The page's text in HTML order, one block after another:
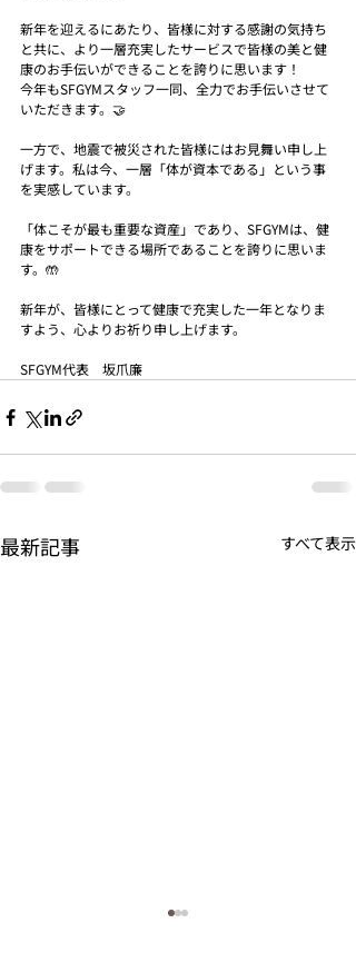
新年を迎えるにあたり、皆様に対する感謝の気持ち
と共に、より一層充実したサービスで皆様の美と健
康のお手伝いができることを誇りに思います！
今年もSFGYMスタッフ一同、全力でお手伝いさせて
いただきます。🤝
一方で、地震で被災された皆様にはお見舞い申し上
げます。私は今、一層「体が資本である」という事
を実感しています。
「体こそが最も重要な資産」であり、SFGYMは、健
康をサポートできる場所であることを誇りに思いま
す。🤲
新年が、皆様にとって健康で充実した一年となりま
すよう、心よりお祈り申し上げます。
SFGYM代表　坂爪廉
最新記事 すべて表示